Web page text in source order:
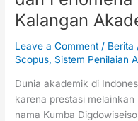
Kalangan
Leave a Comment / Berita
Scopus ,Sistem Penilaian
Dunia akademik di
karena prestasi
nama Kumba